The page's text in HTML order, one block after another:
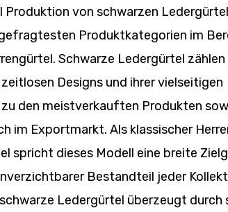
Produktion von schwarzen
Produktkategorien im
Schwarze Ledergürtel zählen
Designs und ihrer vielseitigen
den meistverkauften Produkten
im Exportmarkt. Als klassischer
spricht dieses Modell eine breite
Bestandteil jeder
Ledergürtel überzeugt durch